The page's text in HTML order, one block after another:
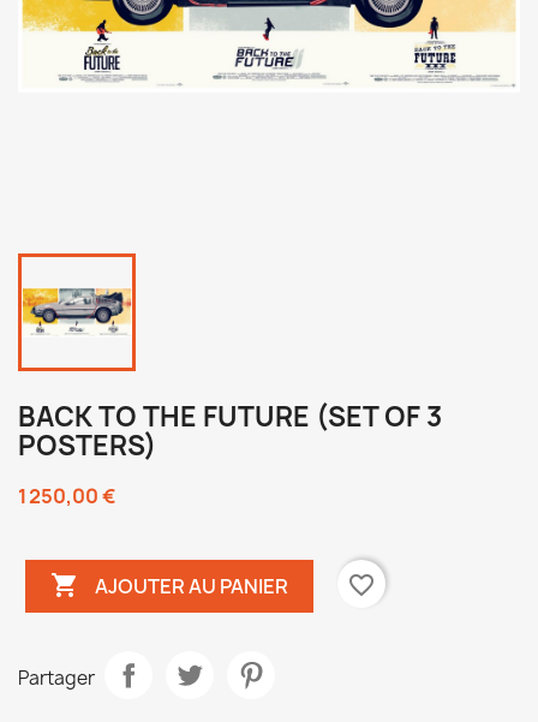
BACK TO THE FUTURE (SET OF 3
POSTERS)
1 250,00 €
 AJOUTER AU PANIER favorite_border
Partager